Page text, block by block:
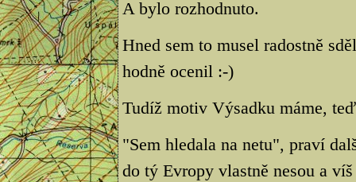
A bylo rozhodnuto.
Hned sem to musel radostně
hodně ocenil :-)
Tudíž motiv Výsadku máme,
"Sem hledala na netu", praví
do tý Evropy vlastně nesou a